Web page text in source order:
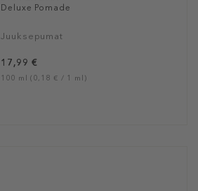
Deluxe Pomade
Juuksepumat
17,99 €
100 ml (0,18 € / 1 ml)